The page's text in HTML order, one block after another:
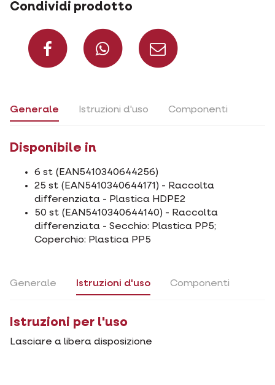
Condividi prodotto
Condividi su Facebook
Condividi su
Generale Istruzioni d'uso Componenti
Disponibile in
6 st (EAN5410340644256)
25 st (EAN5410340644171) - Raccolta
differenziata - Plastica HDPE2
50 st (EAN5410340644140) - Raccolta
differenziata - Secchio: Plastica PP5;
Coperchio: Plastica PP5
Generale Istruzioni d'uso Componenti
Istruzioni per l'uso
Lasciare a libera disposizione